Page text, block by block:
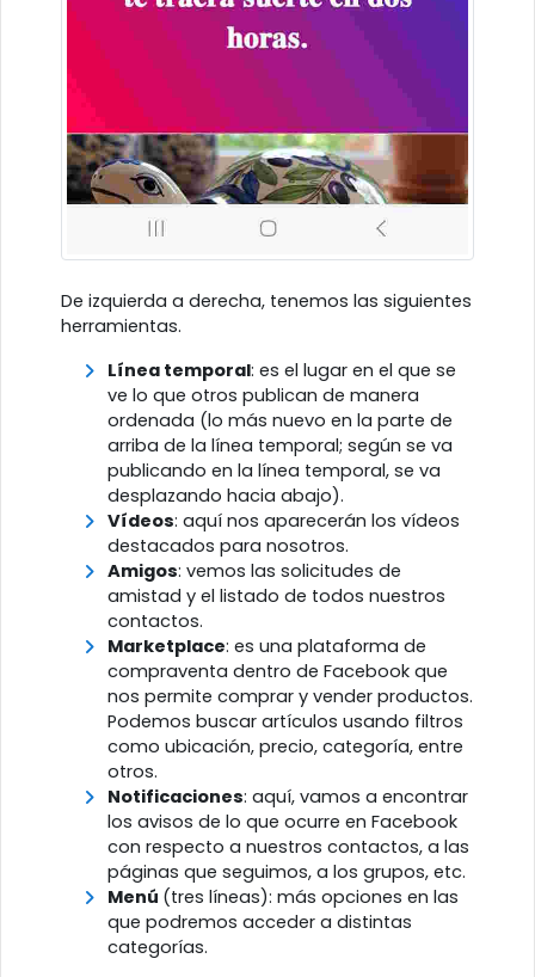
De izquierda a derecha, tenemos las siguientes
herramientas.
Línea temporal: es el lugar en el que se
ve lo que otros publican de manera
ordenada (lo más nuevo en la parte de
arriba de la línea temporal; según se va
publicando en la línea temporal, se va
desplazando hacia abajo).
Vídeos: aquí nos aparecerán los vídeos
destacados para nosotros.
Amigos: vemos las solicitudes de
amistad y el listado de todos nuestros
contactos.
Marketplace: es una plataforma de
compraventa dentro de Facebook que
nos permite comprar y vender productos.
Podemos buscar artículos usando filtros
como ubicación, precio, categoría, entre
otros.
Notificaciones: aquí, vamos a encontrar
los avisos de lo que ocurre en Facebook
con respecto a nuestros contactos, a las
páginas que seguimos, a los grupos, etc.
Menú (tres líneas): más opciones en las
que podremos acceder a distintas
categorías.